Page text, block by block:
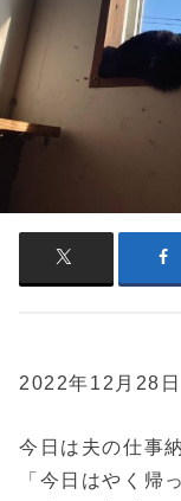
2022年12月28日
今日は夫の仕事
「今日はやく帰